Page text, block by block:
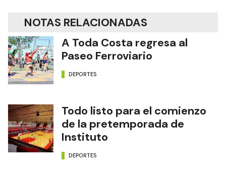
NOTAS RELACIONADAS
A Toda Costa regresa al
Paseo Ferroviario
DEPORTES
Todo listo para el comienzo
de la pretemporada de
Instituto
DEPORTES